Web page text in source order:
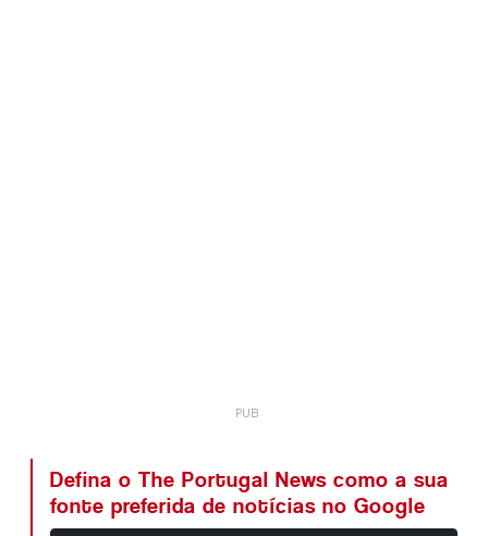
Defina o The Portugal News como a sua
fonte preferida de notícias no Google